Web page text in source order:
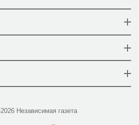
Независимая газета